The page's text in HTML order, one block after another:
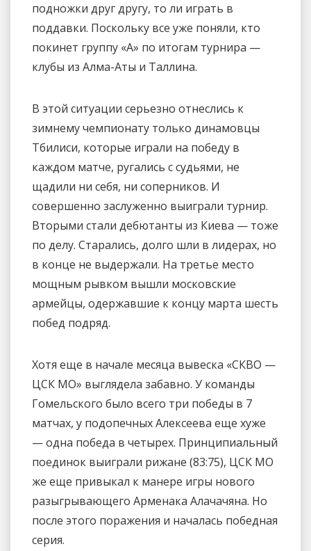
подножки друг другу, то ли играть в
поддавки. Поскольку все уже поняли, кто
покинет группу «А» по итогам турнира —
клубы из Алма-Аты и Таллина.
В этой ситуации серьезно отнеслись к
зимнему чемпионату только динамовцы
Тбилиси, которые играли на победу в
каждом матче, ругались с судьями, не
щадили ни себя, ни соперников. И
совершенно заслуженно выиграли турнир.
Вторыми стали дебютанты из Киева — тоже
по делу. Старались, долго шли в лидерах, но
в конце не выдержали. На третье место
мощным рывком вышли московские
армейцы, одержавшие к концу марта шесть
побед подряд.
Хотя еще в начале месяца вывеска «СКВО —
ЦСК МО» выглядела забавно. У команды
Гомельского было всего три победы в 7
матчах, у подопечных Алексеева еще хуже
— одна победа в четырех. Принципиальный
поединок выиграли рижане (83:75), ЦСК МО
же еще привыкал к манере игры нового
разыгрывающего Арменака Алачачяна. Но
после этого поражения и началась победная
серия.